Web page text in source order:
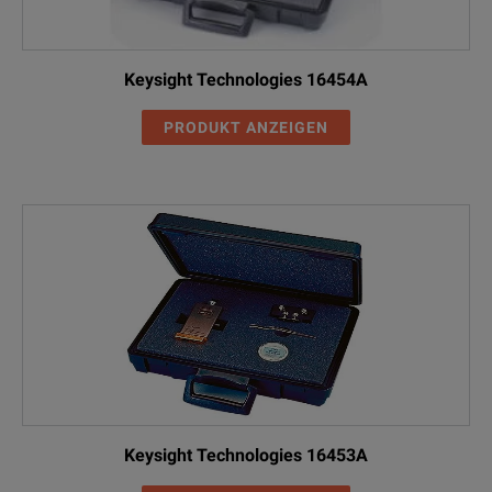
Keysight Technologies 16454A
PRODUKT ANZEIGEN
Keysight Technologies 16453A